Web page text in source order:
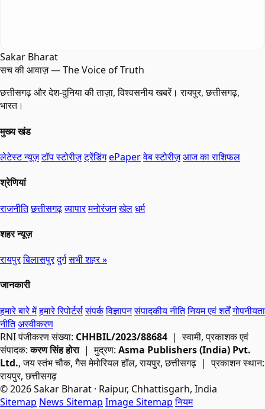
Sakar Bharat
सच की आवाज़ — The Voice of Truth
छत्तीसगढ़ और देश-दुनिया की ताज़ा, विश्वसनीय खबरें। रायपुर, छत्तीसगढ़,
भारत।
मुख्य खंड
लेटेस्ट न्यूज़टॉप स्टोरीज़ट्रेंडिंगePaperवेब स्टोरीज़आज का राशिफल
श्रेणियां
राजनीतिछत्तीसगढ़व्यापारमनोरंजनखेलधर्म
शहर न्यूज़
रायपुरबिलासपुरदुर्गसभी शहर »
जानकारी
हमारे बारे मेंहमारे रिपोर्टर्ससंपर्कविज्ञापनसंपादकीय नीतिनियम एवं शर्तेंगोपनीयता
नीतिअस्वीकरण
RNIपंजीकरण संख्या: CHHBIL/2023/88684 | स्वामी, प्रकाशक एवं
संपादक:करण सिंह होरा| मुद्रण: Asma Publishers (India) Pvt.
Ltd., जय स्तंभ चौक, गैस मेमोरियल हॉल, रायपुर, छत्तीसगढ़ | प्रकाशन स्थान:
रायपुर, छत्तीसगढ़
© 2026 Sakar Bharat · Raipur, Chhattisgarh, India
Sitemap News Sitemap Image Sitemap नियम